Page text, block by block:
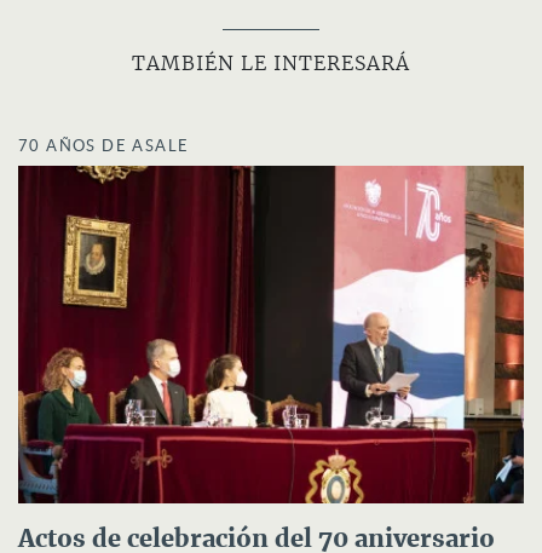
TAMBIÉN LE INTERESARÁ
70 AÑOS DE ASALE
Actos de celebración del 70 aniversario